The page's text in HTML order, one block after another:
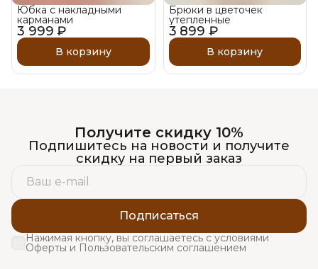
3 999 ₽
Юбка с накладными
карманами
В корзину
3 899 ₽
Брюки в цветочек
утепленные
В корзину
Получите скидку 10%
Подпишитесь на новости и получите
скидку на первый заказ
Подписаться
Нажимая кнопку, вы соглашаетесь с условиями
Оферты и Пользовательским соглашением